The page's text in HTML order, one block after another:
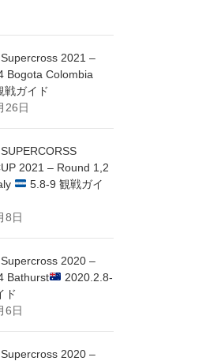
2021 –
Bogota Colombia
戦ガイド
26日
2021 – Round 1,2
5.8-9 観戦ガイ
8日
2020 –
Bathurst
2020.2.8-
ド
6日
2020 –